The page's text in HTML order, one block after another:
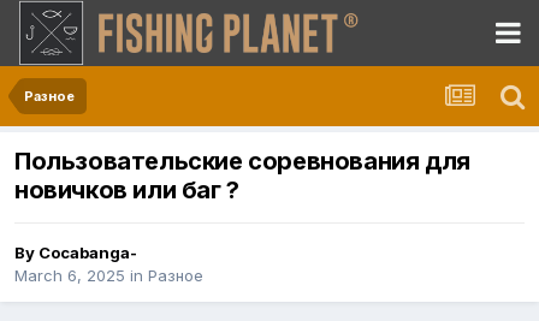
Разное
Пользовательские соревнования для
новичков или баг ?
By Cocabanga-
March 6, 2025 in Разное